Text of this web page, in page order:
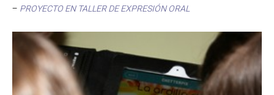
– PROYECTO EN TALLER DE EXPRESIÓN ORAL